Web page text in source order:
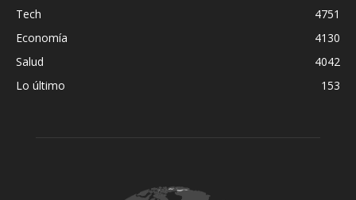
Tech
4751
Economía
4130
Salud
4042
Lo último
153